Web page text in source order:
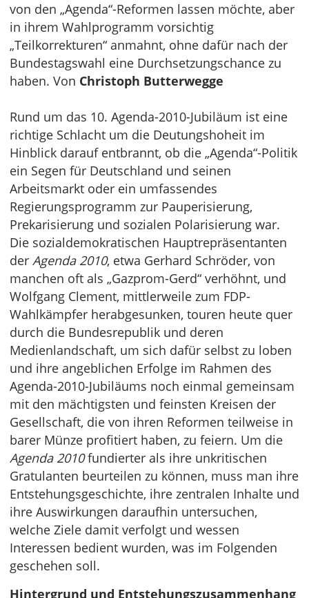
von den „Agenda“-Reformen lassen möchte, aber
in ihrem Wahlprogramm vorsichtig
„Teilkorrekturen“ anmahnt, ohne dafür nach der
Bundestagswahl eine Durchsetzungschance zu
haben. Von Christoph Butterwegge
Rund um das 10. Agenda-2010-Jubiläum ist eine
richtige Schlacht um die Deutungshoheit im
Hinblick darauf entbrannt, ob die „Agenda“-Politik
ein Segen für Deutschland und seinen
Arbeitsmarkt oder ein umfassendes
Regierungsprogramm zur Pauperisierung,
Prekarisierung und sozialen Polarisierung war.
Die sozialdemokratischen Hauptrepräsentanten
der Agenda 2010, etwa Gerhard Schröder, von
manchen oft als „Gazprom-Gerd“ verhöhnt, und
Wolfgang Clement, mittlerweile zum FDP-
Wahlkämpfer herabgesunken, touren heute quer
durch die Bundesrepublik und deren
Medienlandschaft, um sich dafür selbst zu loben
und ihre angeblichen Erfolge im Rahmen des
Agenda-2010-Jubiläums noch einmal gemeinsam
mit den mächtigsten und feinsten Kreisen der
Gesellschaft, die von ihren Reformen teilweise in
barer Münze profitiert haben, zu feiern. Um die
Agenda 2010fundierter als ihre unkritischen
Gratulanten beurteilen zu können, muss man ihre
Entstehungsgeschichte, ihre zentralen Inhalte und
ihre Auswirkungen daraufhin untersuchen,
welche Ziele damit verfolgt und wessen
Interessen bedient wurden, was im Folgenden
geschehen soll.
Hintergrund und Entstehungszusammenhang